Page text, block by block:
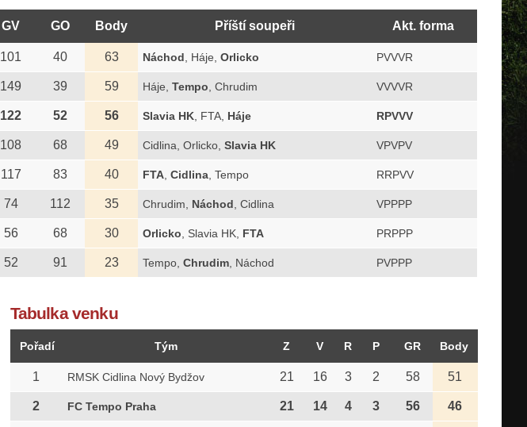
GV GO Body Příští soupeři Akt. forma
101 40 63 Náchod, Háje, Orlicko PVVVR
149 39 59 Háje, Tempo, Chrudim VVVVR
122 52 56 Slavia HK, FTA, Háje RPVVV
108 68 49 Cidlina, Orlicko, Slavia HK VPVPV
117 83 40 FTA, Cidlina, Tempo RRPVV
74 112 35 Chrudim, Náchod, Cidlina VPPPP
56 68 30 Orlicko, Slavia HK, FTA PRPPP
52 91 23 Tempo, Chrudim, Náchod PVPPP
Tabulka venku
Pořadí Tým Z V R P GR Body
1 RMSK Cidlina Nový Bydžov 21 16 3 2 58 51
2 FC Tempo Praha 21 14 4 3 56 46